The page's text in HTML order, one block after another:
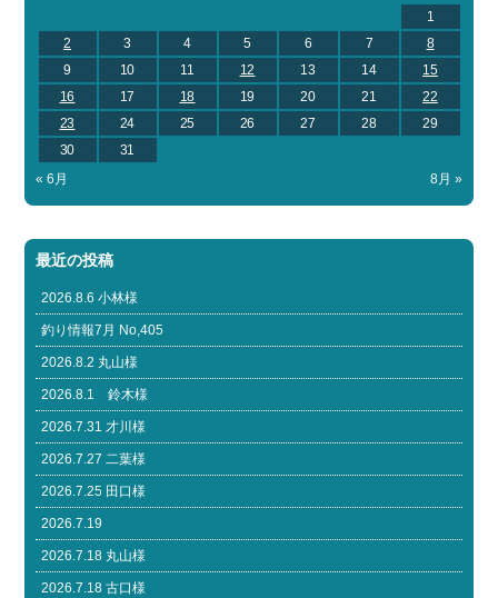
1
2
3 4 5 6 7
8
9
10 11 12 13 14
15
16
17 18 19 20 21
22
23
24 25 26 27 28
29
30
31
« 6月
8月 »
最近の投稿
2026.8.6 小林様
釣り情報7月 No,405
2026.8.2 丸山様
2026.8.1 鈴木様
2026.7.31 才川様
2026.7.27 二葉様
2026.7.25 田口様
2026.7.19
2026.7.18 丸山様
2026.7.18 古口様